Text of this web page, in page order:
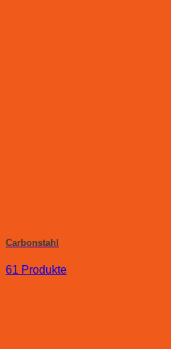
Carbonstahl
61 Produkte